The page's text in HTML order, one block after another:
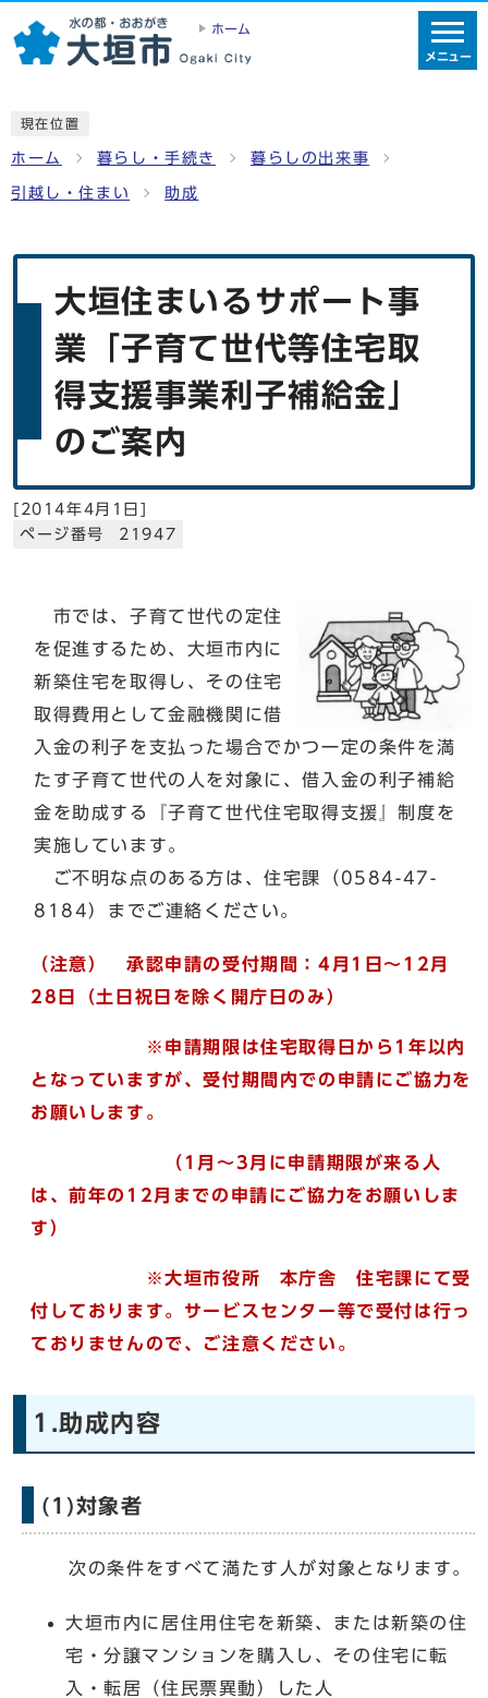
ホーム
メニュー
現在位置
ホーム 暮らし・手続き 暮らしの出来事
引越し・住まい 助成
大垣住まいるサポート事
業「子育て世代等住宅取
得支援事業利子補給金」
のご案内
[ 2014年4月1日]
ページ番号 21947
市では、子育て世代の定住
を促進するため、大垣市内に
新築住宅を取得し、その住宅
取得費用として金融機関に借
入金の利子を支払った場合でかつ一定の条件を満
たす子育て世代の人を対象に、借入金の利子補給
金を助成する『子育て世代住宅取得支援』制度を
実施しています。
ご不明な点のある方は、住宅課（0584-47-
8184）までご連絡ください。
（注意） 承認申請の受付期間：4月1日～12月
28日（土日祝日を除く開庁日のみ）
※ 申請期限は住宅取得日から1年以内
となっていますが、受付期間内での申請にご協力を
お願いします。
（1月～3月に申請期限が来る人
は、前年の12月までの申請にご協力をお願いしま
す）
※大垣市役所 本庁舎 住宅課にて受
付しております。サービスセンター等で受付は行っ
ておりませんので、ご注意ください。
1.助成内容
(1)対象者
次の条件をすべて満たす人が対象となります。
大垣市内に居住用住宅を新築、または新築の住
宅・分譲マンションを購入し、その住宅に転
入・転居（住民票異動）した人